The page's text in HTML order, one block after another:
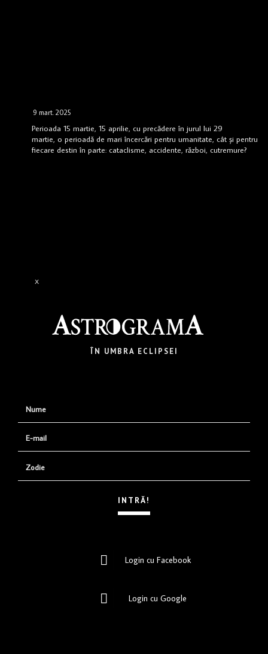
9 mart. 2025
Perioada 15 martie, 15 aprilie, cu precădere în jurul lui 29
martie, o perioadă de mari încercări pentru umanitate, cât și pentru
fiecare destin în parte: cataclisme, accidente, război, cutremure?
X
ÎN UMBRA ECLIPSEI
Login cu Facebook
Login cu Google